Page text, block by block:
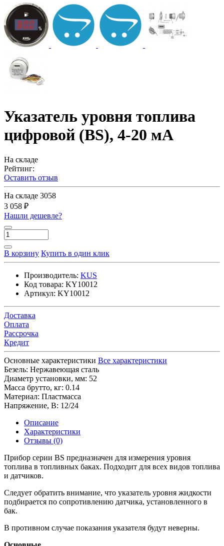
Указатель уровня топлива
цифровой (BS), 4-20 мА
На складе
Рейтинг:
Оставить отзыв
На складе 3058
3 058 ₽
Нашли дешевле?
В корзину Купить в один клик
Производитель: KUS
Код товара: KY10012
Артикул: KY10012
Доставка
Оплата
Рассрочка
Кредит
Основные характеристики Все характеристики
Безель: Нержавеющая сталь
Диаметр установки, мм: 52
Масса брутто, кг: 0.14
Материал: Пластмасса
Напряжение, В: 12/24
Описание
Характеристики
Отзывы (0)
Прибор серии BS предназначен для измерения уровня
топлива в топливных баках. Подходит для всех видов топлива
и датчиков.
Следует обратить внимание, что указатель уровня жидкости
подбирается по сопротивлению датчика, установленного в
бак.
В противном случае показания указателя будут неверны.